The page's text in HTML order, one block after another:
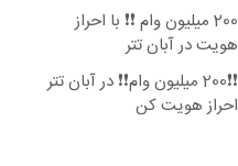
200 میلیون وام ❗❗ با احراز
هویت در آبان تتر
❗❗200 میلیون وام❗❗ در آبان تتر
احراز هویت کن